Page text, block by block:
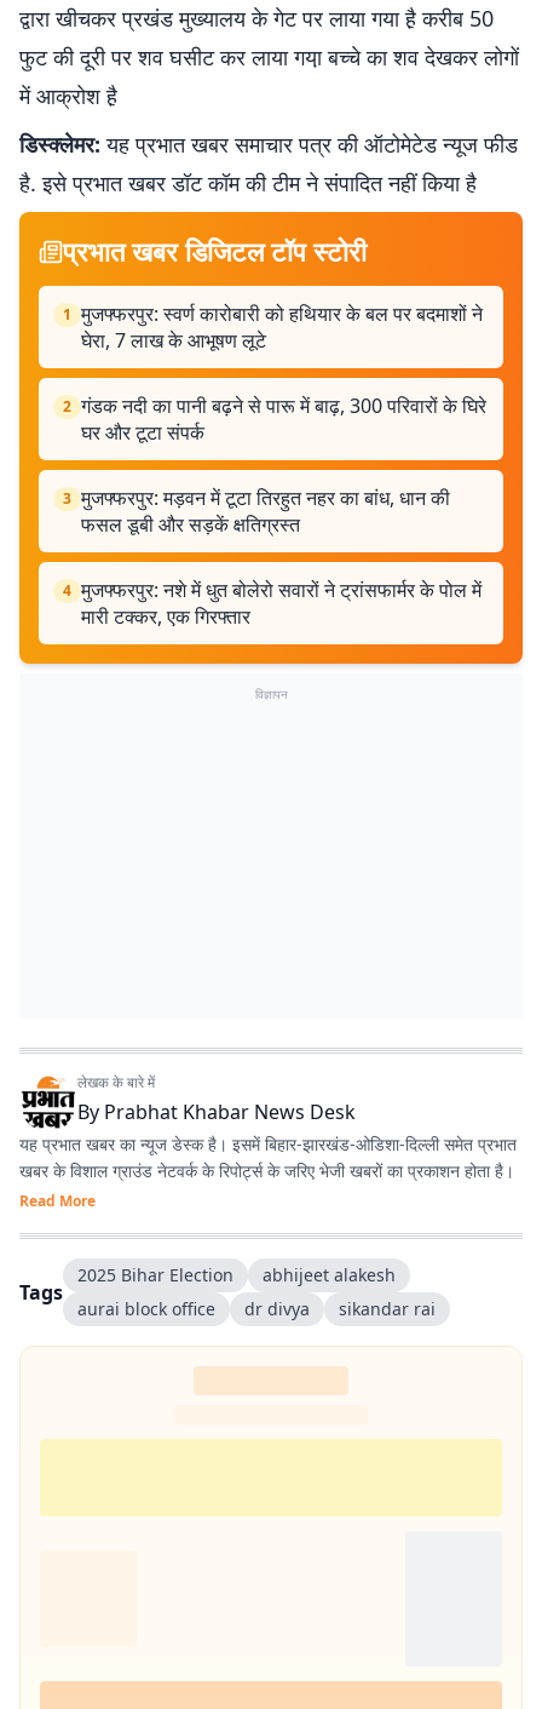
द्वारा खीचकर प्रखंड मुख्यालय के गेट पर लाया गया है़ करीब 50
फुट की दूरी पर शव घसीट कर लाया गया़ बच्चे का शव देखकर लोगों
में आक्रोश है़
डिस्क्लेमर: यह प्रभात खबर समाचार पत्र की ऑटोमेटेड न्यूज फीड
है. इसे प्रभात खबर डॉट कॉम की टीम ने संपादित नहीं किया है
प्रभात खबर डिजिटल टॉप स्टोरी
1 मुजफ्फरपुर: स्वर्ण कारोबारी को हथियार के बल पर बदमाशों ने
घेरा, 7 लाख के आभूषण लूटे
2 गंडक नदी का पानी बढ़ने से पारू में बाढ़, 300 परिवारों के घिरे
घर और टूटा संपर्क
3 मुजफ्फरपुर: मड़वन में टूटा तिरहुत नहर का बांध, धान की
फसल डूबी और सड़कें क्षतिग्रस्त
4 मुजफ्फरपुर: नशे में धुत बोलेरो सवारों ने ट्रांसफार्मर के पोल में
मारी टक्कर, एक गिरफ्तार
विज्ञापन
लेखक के बारे में
By Prabhat Khabar News Desk
यह प्रभात खबर का न्यूज डेस्क है। इसमें बिहार-झारखंड-ओडिशा-दिल्‍ली समेत प्रभात
खबर के विशाल ग्राउंड नेटवर्क के रिपोर्ट्स के जरिए भेजी खबरों का प्रकाशन होता है।
Read More
Tags
2025 Bihar Election
abhijeet alakesh
aurai block office
dr divya sikandar rai